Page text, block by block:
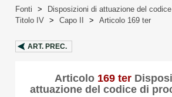
Fonti > Disposizioni di attuazione del
Titolo IV > Capo II > Articolo 169 ter
ART. PREC.
Articolo 169 ter
attuazione del codice di